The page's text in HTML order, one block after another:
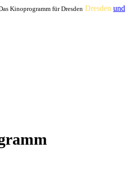
Kinoprogramm für Dresden Dresden und